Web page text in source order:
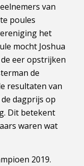
van
poules
het
mocht Joshua
eer opstrijken
de
resultaten van
dagprijs op
Dit betekent
waren wat
2019.